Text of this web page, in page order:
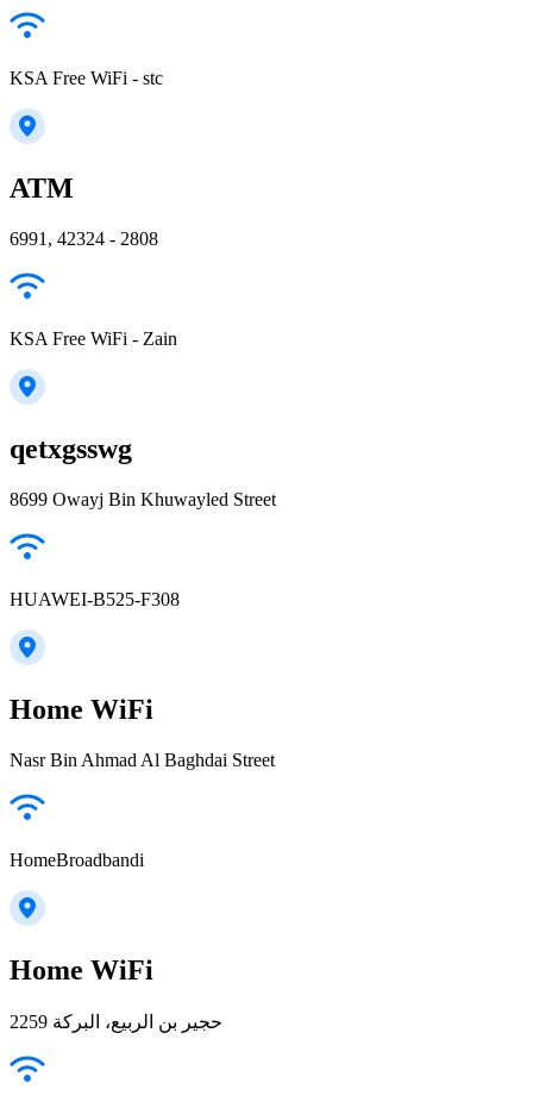
KSA Free WiFi - stc
ATM
6991, 42324 - 2808
KSA Free WiFi - Zain
qetxgsswg
8699 Owayj Bin Khuwayled Street
HUAWEI-B525-F308
Home WiFi
Nasr Bin Ahmad Al Baghdai Street
HomeBroadbandi
Home WiFi
2259 حجير بن الربيع، البركة